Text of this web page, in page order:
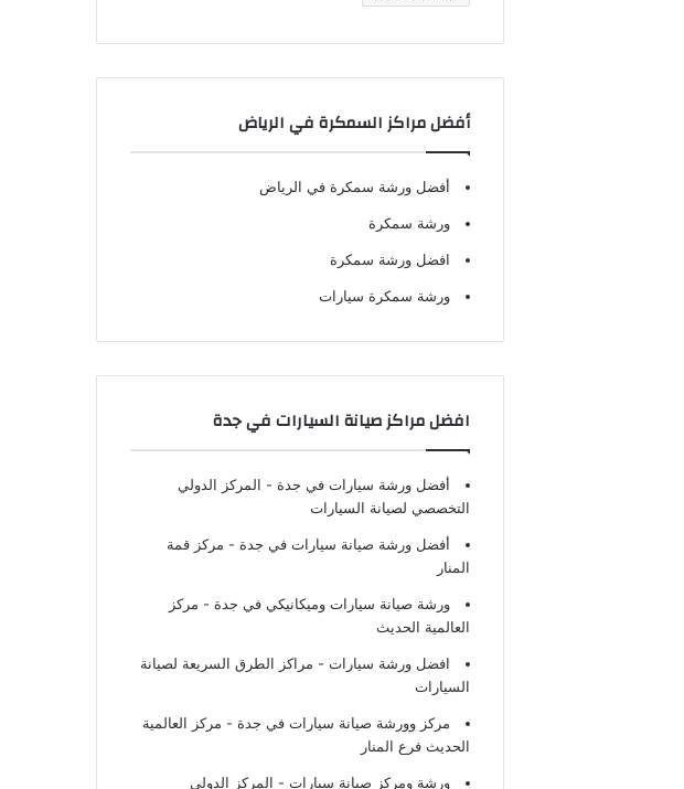
أفضل مراكز السمكرة في الرياض
أفضل ورشة سمكرة في الرياض
ورشة سمكرة
افضل ورشة سمكرة
ورشة سمكرة سيارات
افضل مراكز صيانة السيارات في جدة
أفضل ورشة سيارات في جدة - المركز الدولي
التخصصي لصيانة السيارات
أفضل ورشة صيانة سيارات في جدة - مركز قمة
المنار
ورشة صيانة سيارات وميكانيكي في جدة - مركز
العالمية الحديث
افضل ورشة سيارات - مراكز الطرق السريعة لصيانة
السيارات
مركز وورشة صيانة سيارات في جدة - مركز العالمية
الحديث فرع المنار
ورشة ومركز صيانة سيارات - المركز الدولي